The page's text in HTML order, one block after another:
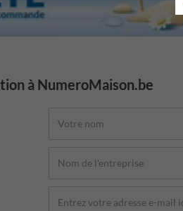
à NumeroMaison.be